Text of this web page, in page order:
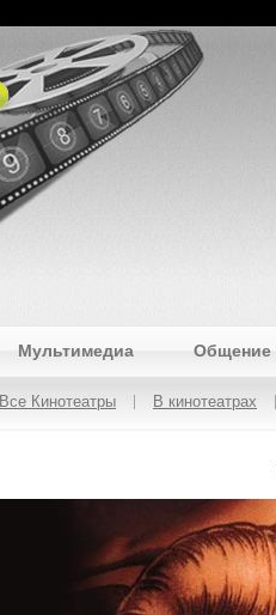
Мультимедиа Общение
Все Кинотеатры В кинотеатрах